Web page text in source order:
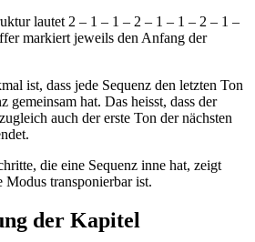
lautet 2 – 1 – 1 – 2 – 1 – 1 – 2 – 1 –
markiert jeweils den Anfang der
ist, dass jede Sequenz den letzten Ton
gemeinsam hat. Das heisst, dass der
auch der erste Ton der nächsten
die eine Sequenz inne hat, zeigt
transponierbar ist.
der Kapitel